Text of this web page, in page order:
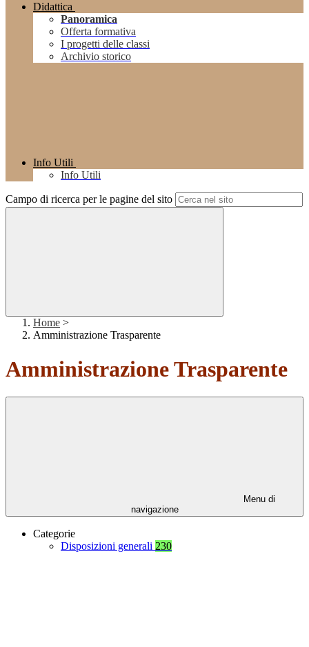
Didattica
Panoramica
Offerta formativa
I progetti delle classi
Archivio storico
Info Utili
Info Utili
Campo di ricerca per le pagine del sito
Home >
Amministrazione Trasparente
Amministrazione Trasparente
Menu di
navigazione
Categorie
Disposizioni generali 230